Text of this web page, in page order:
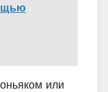
или